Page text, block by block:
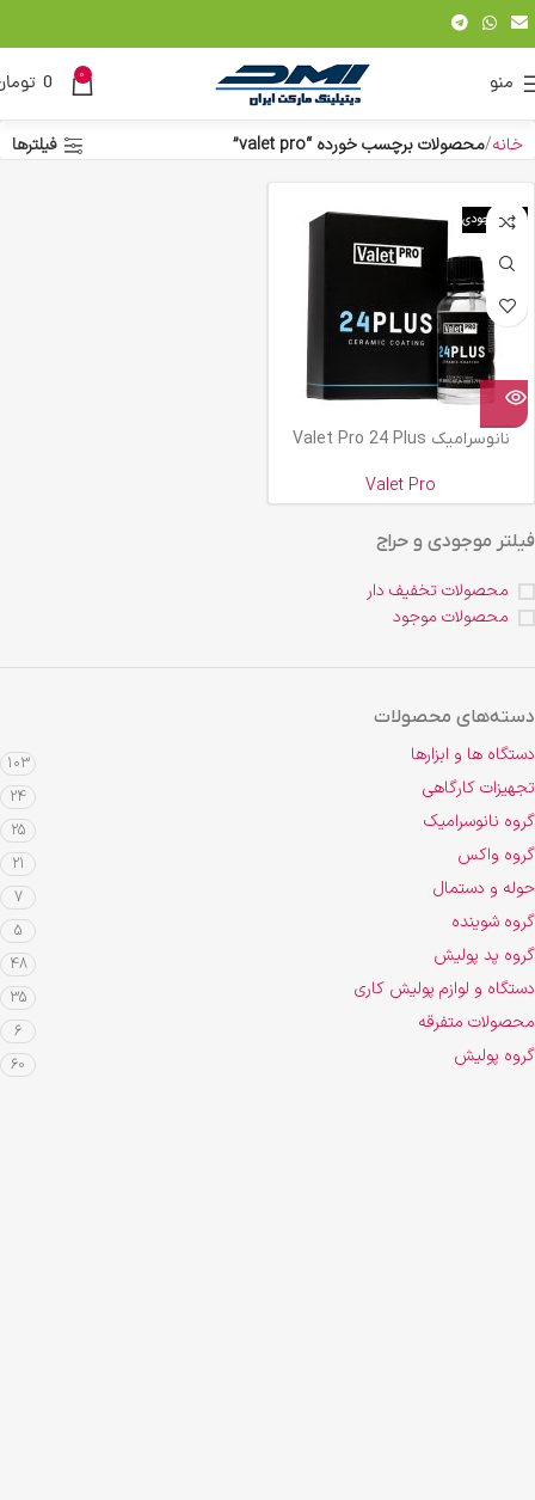
منو 0
0
فیلتر موجودی و حراج
محصولات تخفیف دار
محصولات موجود
دسته‌های محصولات
دستگاه ها و ابزارها 103
تجهیزات کارگاهی 24
گروه نانوسرامیک 25
گروه واکس 21
حوله و دستمال 7
گروه شوینده 5
گروه پد پولیش 48
دستگاه و لوازم پولیش کاری 35
محصولات متفرقه 6
گروه پولیش 60
خانه محصولات برچسب خورده “valet pro” فیلترها
اتمام موجودی
نانوسرامیک Valet Pro 24 Plus
Valet Pro